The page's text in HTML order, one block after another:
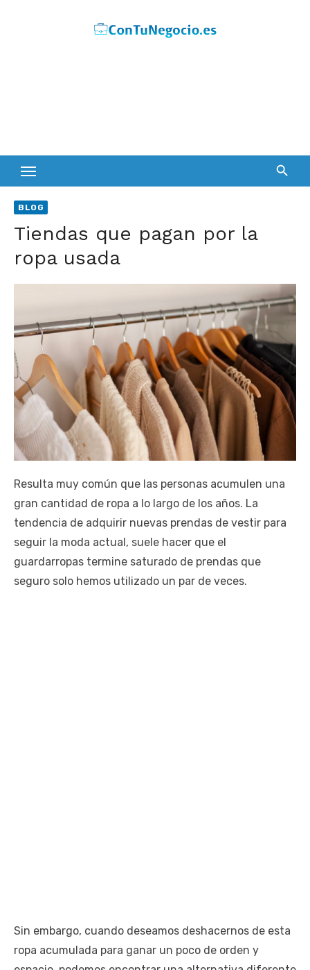
BLOG
Tiendas que pagan por la
ropa usada
Resulta muy común que las personas acumulen una
gran cantidad de ropa a lo largo de los años. La
tendencia de adquirir nuevas prendas de vestir para
seguir la moda actual, suele hacer que el
guardarropas termine saturado de prendas que
seguro solo hemos utilizado un par de veces.
Sin embargo, cuando deseamos deshacernos de esta
ropa acumulada para ganar un poco de orden y